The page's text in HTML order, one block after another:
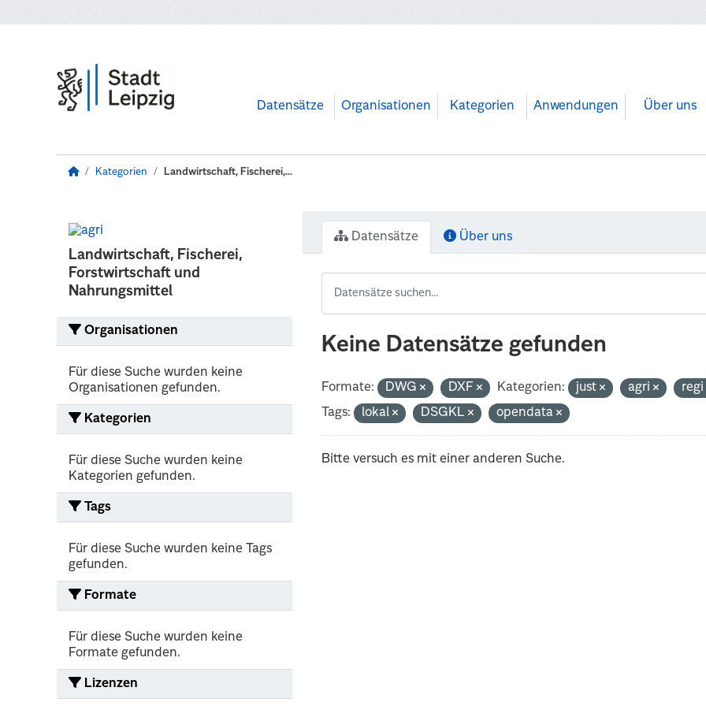
Datensätze Organisationen Kategorien Anwendungen Über uns
Kategorien Landwirtschaft, Fischerei,...
Landwirtschaft, Fischerei,
Forstwirtschaft und
Nahrungsmittel
Organisationen
Für diese Suche wurden keine
Organisationen gefunden.
Kategorien
Für diese Suche wurden keine
Kategorien gefunden.
Tags
Für diese Suche wurden keine Tags
gefunden.
Formate
Für diese Suche wurden keine
Formate gefunden.
Lizenzen
Datensätze Über uns
Keine Datensätze gefunden
Formate: DWG DXF Kategorien: just agri
Tags:
lokal DSGKL opendata
Bitte versuch es mit einer anderen Suche.